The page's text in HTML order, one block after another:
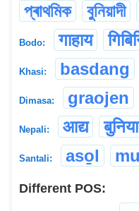
প্ৰাথমিক
বুনিয়াদী
Bodo: गाहाय
Khasi: basdang
Dimasa: graojen
Nepali: आद्य
Santali: aso̱l
Different POS: